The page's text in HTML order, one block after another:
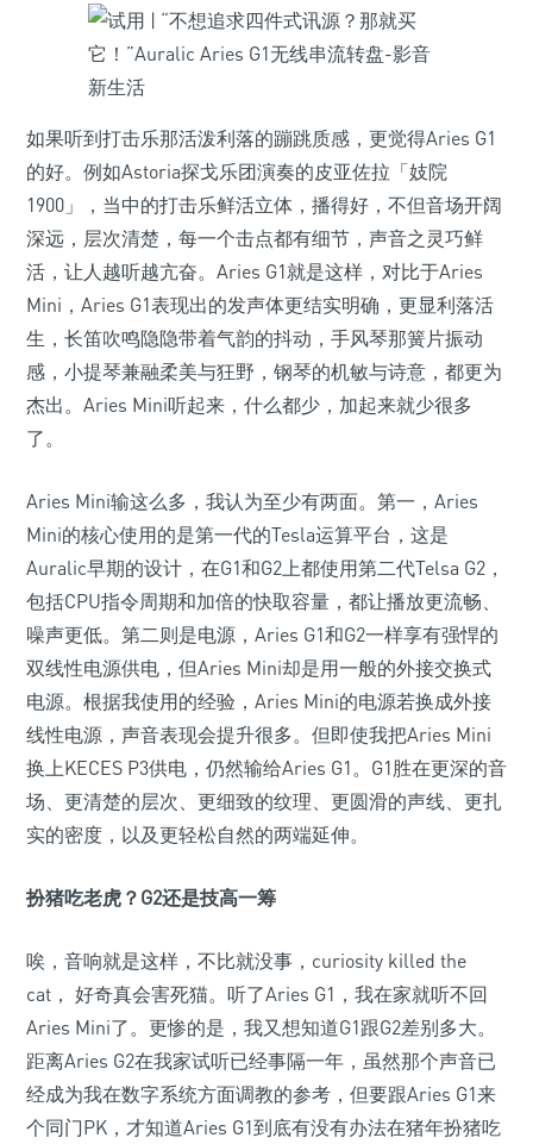
如果听到打击乐那活泼利落的蹦跳质感，更觉得Aries G1
的好。例如Astoria探戈乐团演奏的皮亚佐拉「妓院
1900」，当中的打击乐鲜活立体，播得好，不但音场开阔
深远，层次清楚，每一个击点都有细节，声音之灵巧鲜
活，让人越听越亢奋。Aries G1就是这样，对比于Aries
Mini，Aries G1表现出的发声体更结实明确，更显利落活
生，长笛吹鸣隐隐带着气韵的抖动，手风琴那簧片振动
感，小提琴兼融柔美与狂野，钢琴的机敏与诗意，都更为
杰出。Aries Mini听起来，什么都少，加起来就少很多
了。
Aries Mini输这么多，我认为至少有两面。第一，Aries
Mini的核心使用的是第一代的Tesla运算平台，这是
Auralic早期的设计，在G1和G2上都使用第二代Telsa G2，
包括CPU指令周期和加倍的快取容量，都让播放更流畅、
噪声更低。第二则是电源，Aries G1和G2一样享有强悍的
双线性电源供电，但Aries Mini却是用一般的外接交换式
电源。根据我使用的经验，Aries Mini的电源若换成外接
线性电源，声音表现会提升很多。但即使我把Aries Mini
换上KECES P3供电，仍然输给Aries G1。G1胜在更深的音
场、更清楚的层次、更细致的纹理、更圆滑的声线、更扎
实的密度，以及更轻松自然的两端延伸。
扮猪吃老虎？G2还是技高一筹
唉，音响就是这样，不比就没事，curiosity killed the
cat， 好奇真会害死猫。听了Aries G1，我在家就听不回
Aries Mini了。更惨的是，我又想知道G1跟G2差别多大。
距离Aries G2在我家试听已经事隔一年，虽然那个声音已
经成为我在数字系统方面调教的参考，但要跟Aries G1来
个同门PK，才知道Aries G1到底有没有办法在猪年扮猪吃